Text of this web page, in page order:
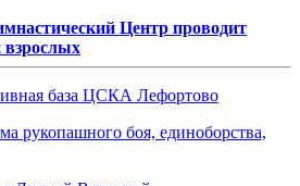
Центр проводит
взрослых
база ЦСКА Лефортово
рукопашного боя, единоборства,